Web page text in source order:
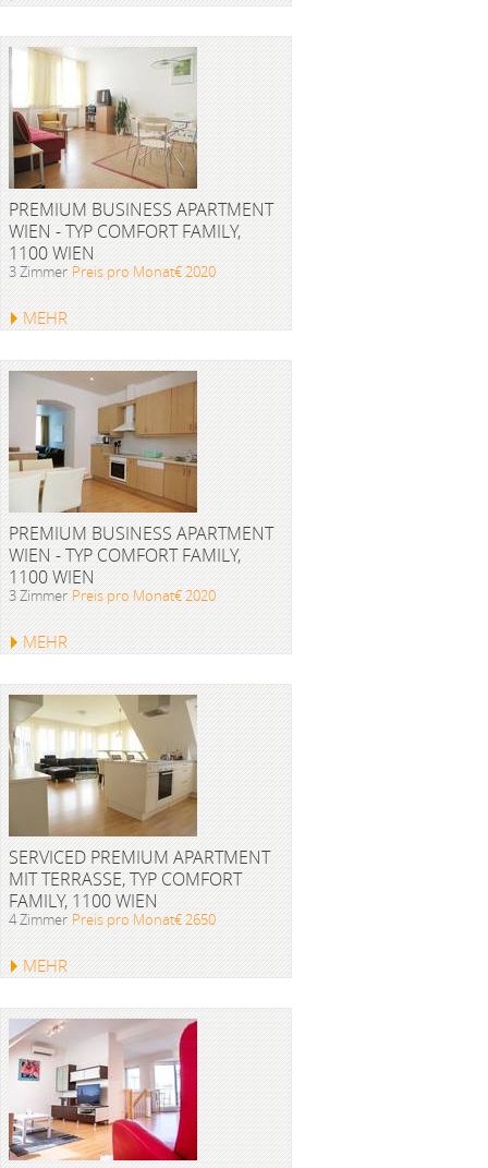
PREMIUM BUSINESS APARTMENT
WIEN - TYP COMFORT FAMILY,
1100 WIEN
3 Zimmer Preis pro Monat€ 2020
MEHR
PREMIUM BUSINESS APARTMENT
WIEN - TYP COMFORT FAMILY,
1100 WIEN
3 Zimmer Preis pro Monat€ 2020
MEHR
SERVICED PREMIUM APARTMENT
MIT TERRASSE, TYP COMFORT
FAMILY, 1100 WIEN
4 Zimmer Preis pro Monat€ 2650
MEHR